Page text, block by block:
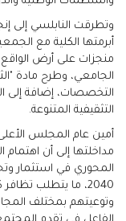
وتطرقت النابلسي إلى
أبرمتها الكلية مع
منجزات على أرض
الجامعي، وطرح مادة
التخصصات، إضافة إلى
التثقيفية المتنوعة.
أمين عام المجلس
مداخلتها إلى أن
المحوري في استثمار
2040، ما يتطلب
وتوعيتهم بمختلف